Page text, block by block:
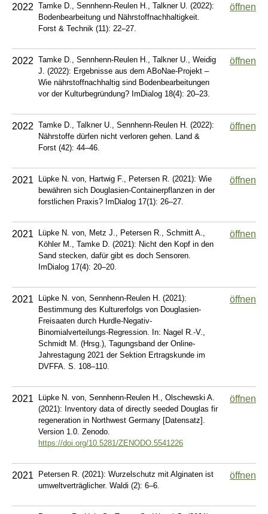
2022 Tamke D., Sennhenn-Reulen H., Talkner U. (2022):
Bodenbearbeitung und Nährstoffnachhaltigkeit.
Forst & Technik (11): 22–27.
öffnen
2022 Tamke D., Sennhenn-Reulen H., Talkner U., Weidig
J. (2022): Ergebnisse aus dem ABoNae-Projekt –
Wie nährstoffnachhaltig sind Bodenbearbeitungen
vor der Kulturbegründung? ImDialog 18(4): 20–23.
öffnen
2022 Tamke D., Talkner U., Sennhenn-Reulen H. (2022):
Nährstoffe dürfen nicht verloren gehen. Land &
Forst (42): 44–46.
öffnen
2021
Lüpke N. von, Hartwig F., Petersen R. (2021): Wie
bewähren sich Douglasien-Containerpflanzen in der
forstlichen Praxis? ImDialog 17(1): 26–27.
öffnen
2021
Lüpke N. von, Metz J., Petersen R., Schmitt A.,
Köhler M., Tamke D. (2021): Nicht den Kopf in den
Sand stecken, dafür gibt es doch Sensoren.
ImDialog 17(4): 20–20.
öffnen
2021
Lüpke N. von, Sennhenn-Reulen H. (2021):
Bestimmung des Kulturerfolgs von Douglasien-
Freisaaten durch Hurdle-Negativ-
Binomialverteilungs-Regression. In: Nagel R.-V.,
Schmidt M. (Hrsg.), Tagungsband der Online-
Jahrestagung 2021 der Sektion Ertragskunde im
DVFFA. S. 108–110.
öffnen
2021
Lüpke N. von, Sennhenn-Reulen H., Olschewski A.
(2021): Inventory data of directly seeded Douglas fir
regeneration in Northwest Germany [Datensatz].
Version 1.0. Zenodo.
https://doi.org/10.5281/ZENODO.5541226
öffnen
2021
Petersen R. (2021): Wurzelschutz mit Alginaten ist
umweltverträglicher. Waldi (2): 6–6.
öffnen